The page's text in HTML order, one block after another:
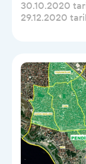
30.10.2020
29.12.2020